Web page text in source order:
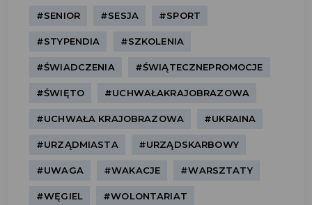
#SENIOR #SESJA #SPORT
#STYPENDIA #SZKOLENIA
#ŚWIADCZENIA #ŚWIĄTECZNEPROMOCJE
#ŚWIĘTO #UCHWAŁAKRAJOBRAZOWA
#UCHWAŁA KRAJOBRAZOWA #UKRAINA
#URZĄDMIASTA #URZĄDSKARBOWY
#UWAGA #WAKACJE #WARSZTATY
#WĘGIEL #WOLONTARIAT